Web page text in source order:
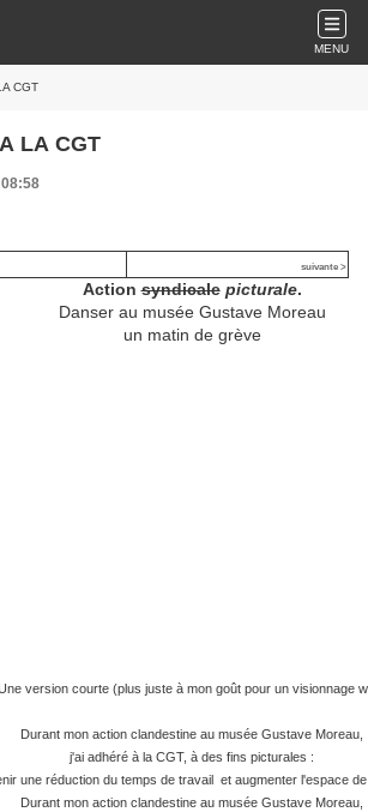
MENU
CGT
LA CGT
suivante >
Actionsyndicale picturale.
Danser au musée Gustave Moreau
un matin de grève
version courte (plus juste à mon goût pour un visionnage
Durant mon action clandestine au musée Gustave Moreau,
j'ai adhéré à la CGT, à des fins picturales :
une réduction du temps de travail et augmenter l'espace
Durant mon action clandestine au musée Gustave Moreau,